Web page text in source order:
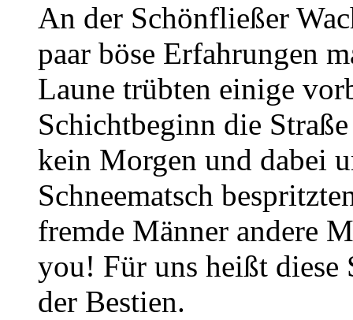
An der Schönfließer
paar böse Erfahrungen
Laune trübten einige
Schichtbeginn die
kein Morgen und dabei
Schneematsch
fremde Männer andere
you! Für uns heißt diese
der Bestien.